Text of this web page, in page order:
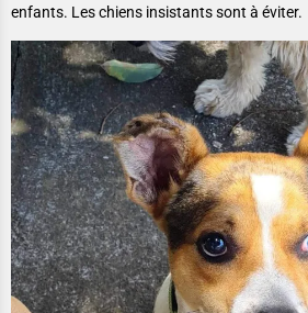
enfants. Les chiens insistants sont à éviter.